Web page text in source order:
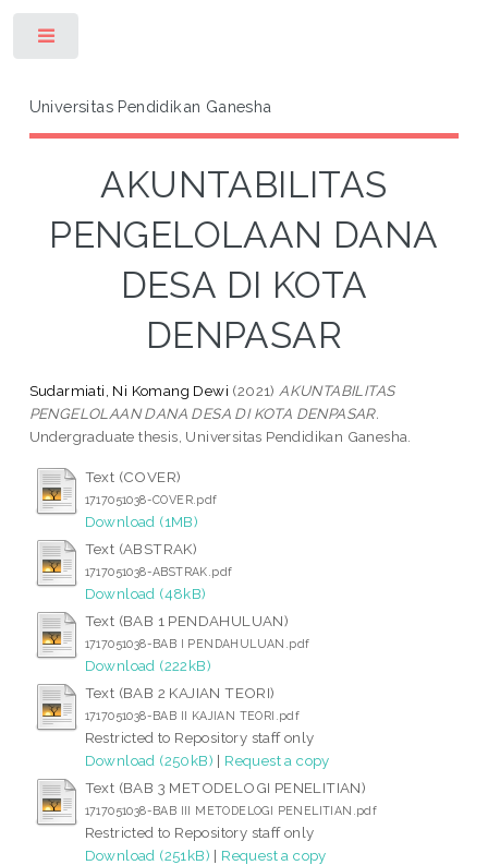
Universitas Pendidikan Ganesha
AKUNTABILITAS
PENGELOLAAN DANA
DESA DI KOTA
DENPASAR
Sudarmiati, Ni Komang Dewi (2021) AKUNTABILITAS
PENGELOLAAN DANA DESA DI KOTA DENPASAR.
Undergraduate thesis, Universitas Pendidikan Ganesha.
Text (COVER)
1717051038-COVER.pdf
Download (1MB)
Text (ABSTRAK)
1717051038-ABSTRAK.pdf
Download (48kB)
Text (BAB 1 PENDAHULUAN)
1717051038-BAB I PENDAHULUAN.pdf
Download (222kB)
Text (BAB 2 KAJIAN TEORI)
1717051038-BAB II KAJIAN TEORI.pdf
Restricted to Repository staff only
Download (250kB) | Request a copy
Text (BAB 3 METODELOGI PENELITIAN)
1717051038-BAB III METODELOGI PENELITIAN.pdf
Restricted to Repository staff only
Download (251kB) | Request a copy